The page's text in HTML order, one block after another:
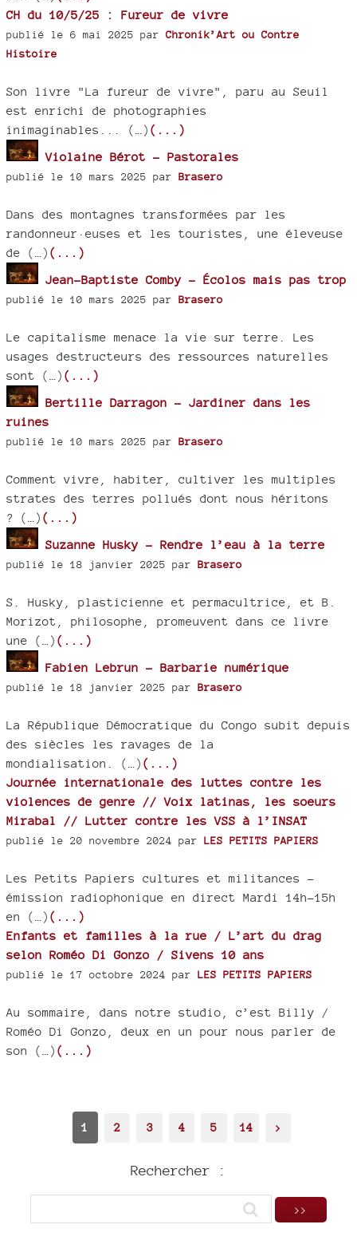
CH du 10/5/25 : Fureur de vivre
publié le 6 mai 2025 parChronik’Art ou Contre
Histoire
Son livre "La fureur de vivre", paru au Seuil
est enrichi de photographies
inimaginables... (…) (...)
Violaine Bérot - Pastorales
publié le 10 mars 2025 par Brasero
Dans des montagnes transformées par les
randonneur·euses et les touristes, une éleveuse
de (…) (...)
Jean-Baptiste Comby - Écolos mais pas trop
publié le 10 mars 2025 par Brasero
Le capitalisme menace la vie sur terre. Les
usages destructeurs des ressources naturelles
sont (…) (...)
Bertille Darragon - Jardiner dans les
ruines
publié le 10 mars 2025 par Brasero
Comment vivre, habiter, cultiver les multiples
strates des terres pollués dont nous héritons
? (…) (...)
Suzanne Husky - Rendre l’eau à la terre
publié le 18 janvier 2025 par Brasero
S. Husky, plasticienne et permacultrice, et B.
Morizot, philosophe, promeuvent dans ce livre
une (…) (...)
Fabien Lebrun - Barbarie numérique
publié le 18 janvier 2025 par Brasero
La République Démocratique du Congo subit depuis
des siècles les ravages de la
mondialisation. (…) (...)
Journée internationale des luttes contre les
violences de genre // Voix latinas, les soeurs
Mirabal // Lutter contre les VSS à l’INSAT
publié le 20 novembre 2024 par LES PETITS PAPIERS
Les Petits Papiers cultures et militances -
émission radiophonique en direct Mardi 14h-15h
en (…) (...)
Enfants et familles à la rue / L’art du drag
selon Roméo Di Gonzo / Sivens 10 ans
publié le 17 octobre 2024 par LES PETITS PAPIERS
Au sommaire, dans notre studio, c’est Billy /
Roméo Di Gonzo, deux en un pour nous parler de
son (…) (...)
1 2 3 4 5 14 >
Rechercher :